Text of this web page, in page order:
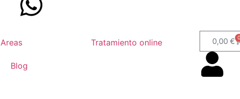
Areas
Blog
Tratamiento online 0,00€